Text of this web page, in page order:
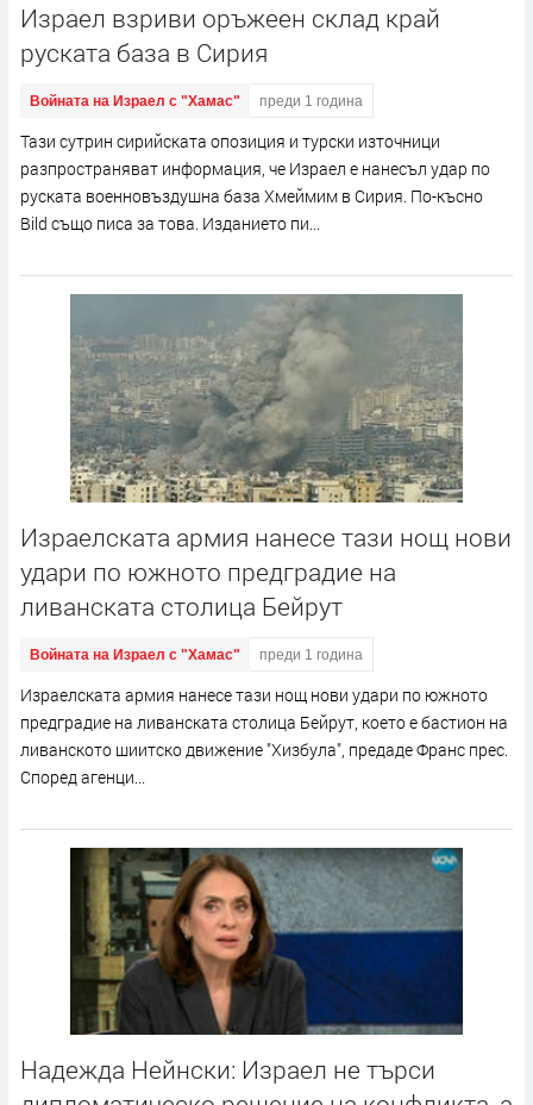
Израел взриви оръжеен склад край
руската база в Сирия
Войната на Израел с "Хамас" преди 1 година
Тази сутрин сирийската опозиция и турски източници
разпространяват информация, че Израел е нанесъл удар по
руската военновъздушна база Хмеймим в Сирия. По-късно
Bild също писа за това. Изданието пи...
Израелската армия нанесе тази нощ нови
удари по южното предградие на
ливанската столица Бейрут
Войната на Израел с "Хамас" преди 1 година
Израелската армия нанесе тази нощ нови удари по южното
предградие на ливанската столица Бейрут, което е бастион на
ливанското шиитско движение "Хизбула", предаде Франс прес.
Според агенци...
Надежда Нейнски: Израел не търси